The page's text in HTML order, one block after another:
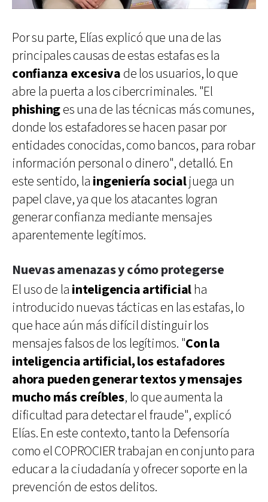
Por su parte, Elías explicó que una de las
principales causas de estas estafas es la
confianza excesiva de los usuarios, lo que
abre la puerta a los cibercriminales. "El
phishinges una de las técnicas más comunes,
donde los estafadores se hacen pasar por
entidades conocidas, como bancos, para robar
información personal o dinero", detalló. En
este sentido, la ingeniería socialjuega un
papel clave, ya que los atacantes logran
generar confianza mediante mensajes
aparentemente legítimos.
Nuevas amenazas y cómo protegerse
El uso de la inteligencia artificialha
introducido nuevas tácticas en las estafas, lo
que hace aún más difícil distinguir los
mensajes falsos de los legítimos. "Con la
inteligencia artificial, los estafadores
ahora pueden generar textos y mensajes
mucho más creíbles, lo que aumenta la
dificultad para detectar el fraude", explicó
Elías. En este contexto, tanto la Defensoría
como el COPROCIER trabajan en conjunto para
educar a la ciudadanía y ofrecer soporte en la
prevención de estos delitos.